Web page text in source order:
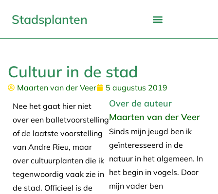
Stadsplanten
Cultuur in de stad
Maarten van der Veer
5 augustus 2019
Nee het gaat hier niet
over een balletvoorstelling
of de laatste voorstelling
van Andre Rieu, maar
over cultuurplanten die ik
tegenwoordig vaak zie in
de stad. Officieel is de
Over de auteur
Maarten van der Veer
Sinds mijn jeugd ben ik
geïnteresseerd in de
natuur in het algemeen. In
het begin in vogels. Door
mijn vader ben